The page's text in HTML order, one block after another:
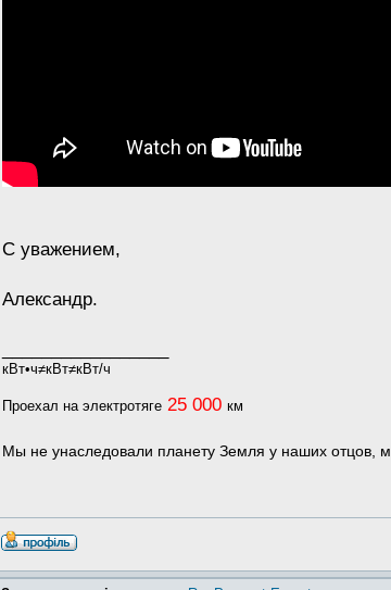
С уважением,
Александр.
кВт•ч≠кВт≠кВт/ч
Проехал на электротяге 25 000 км
Мы не унаследовали планету Земля у наших отцов,